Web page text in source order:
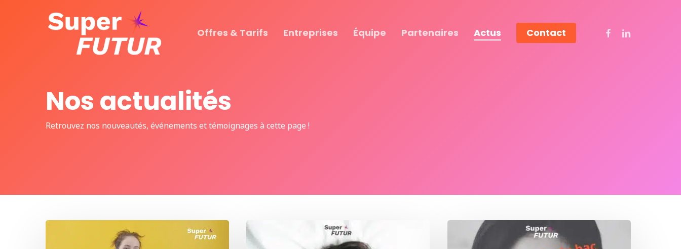
Offres & Tarifs Entreprises Équipe Partenaires Actus Contact Facebook
Linkedin
Nos actualités
Retrouvez nos nouveautés, événements et témoignages à cette page !